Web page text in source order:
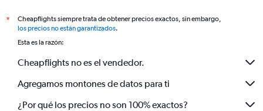
*
Cheapflights siempre trata de obtener precios exactos, sin embargo,
los precios no están garantizados.
Esta es la razón:
Cheapflights no es el vendedor.
Agregamos montones de datos para ti
¿Por qué los precios no son 100% exactos?